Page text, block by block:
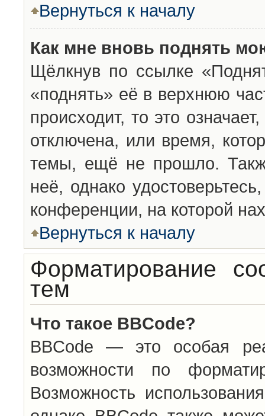
Вернуться к началу
Как мне вновь поднять
Щёлкнув по ссылке
«поднять» её в верхнюю
происходит, то это
отключена, или время,
темы, ещё не прошло.
неё, однако
конференции, на которой
Вернуться к началу
Форматирование
тем
Что такое BBCode?
BBCode — это особая
возможности по
Возможность